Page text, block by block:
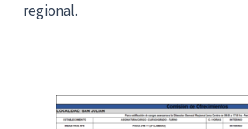
regional.